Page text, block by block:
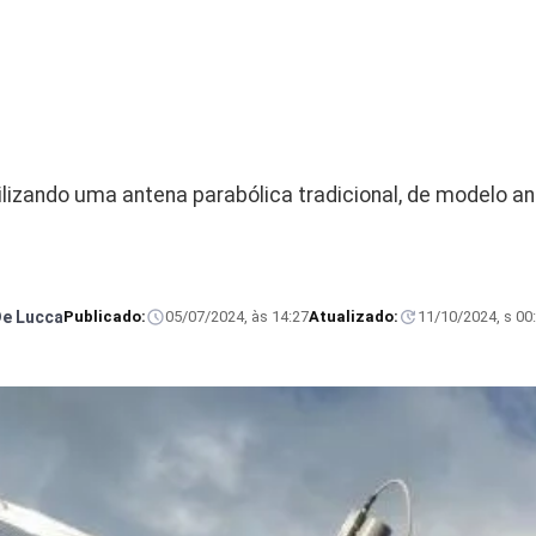
uma antena parabólica tradicional, de modelo
LuccaPublicado: 05/07/2024, às 14:27Atualizado: 11/10/2024, s